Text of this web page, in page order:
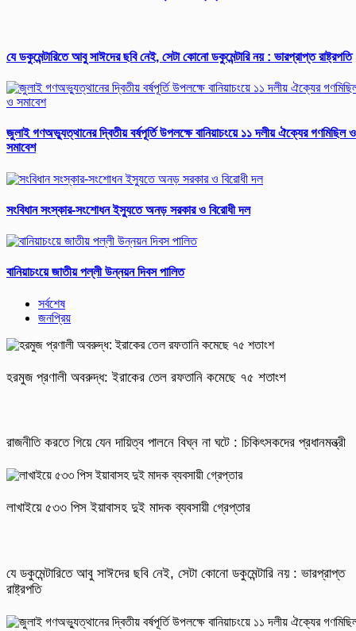
যে ডকুমেন্টারিতে আবু সাঈদের ছবি নেই, সেটা কোনো ডকুমেন্টারি নয় : ভারপ্রাপ্ত রাষ্ট্রপতি
জুলাই গণঅভ্যুত্থানের দ্বিতীয় বর্ষপূর্তি উপলক্ষে বানিয়াচংয়ে ১১ দলীয় ঐক্যের গণমিছিল ও
সমাবেশ
সংবিধান সংস্কার-সংশোধন ইস্যুতে অনড় সরকার ও বিরোধী দল
বানিয়াচংয়ে জাতীয় পল্লী উন্নয়ন দিবস পালিত
সর্বশেষ
জনপ্রিয়
হরমুজ প্রণালী অবরুদ্ধ: ইরাকের তেল রফতানি কমেছে ৭৫ শতাংশ
রাজনীতি করতে গিয়ে যেন দায়িত্ব পালনে বিঘ্ন না ঘটে : চিকিৎসকদের প্রধানমন্ত্রী
লাখাইয়ে ৫৩৩ পিস ইয়াবাসহ দুই মাদক ব্যবসায়ী গ্রেপ্তার
যে ডকুমেন্টারিতে আবু সাঈদের ছবি নেই, সেটা কোনো ডকুমেন্টারি নয় : ভারপ্রাপ্ত
রাষ্ট্রপতি